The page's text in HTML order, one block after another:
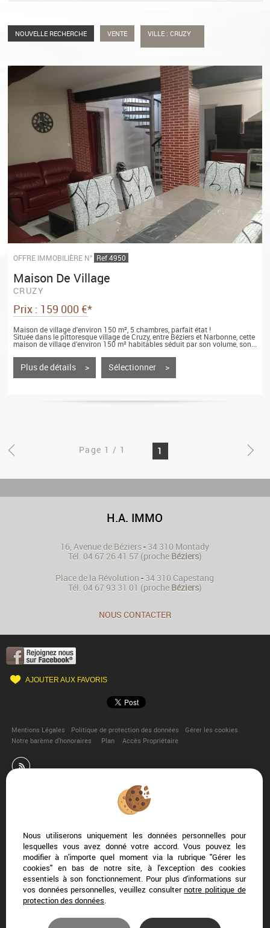
NOUVELLE RECHERCHE VENTE VILLE : CRUZY
OFFRE IMMOBILIÈRE N° Ref 4950
Maison De Village
CRUZY
Prix : 159 000 €*
Maison de village d'environ 150 m², 5 chambres, parfait état !
Située dans le pittoresque village de Cruzy, entre Béziers et Narbonne, cette
maison de village d’environ 150 m² habitables séduit par son volume, son...
Plus de détails > Sélectionner >
Page 1 / 1 1
H.A. IMMO
16, Avenue de Béziers- 34 310 Montady
Tél. 04 67 26 41 57(proche Béziers)
Place de la Révolution - 34 310 Capestang
Tél. 04 67 93 31 01 (proche Béziers)
NOUS CONTACTER
AJOUTER AUX FAVORIS
Mentions Légales Politique de protection des données
Gérer les cookies
Notre barème d'honoraires
Plan Accès Propriétaire
Afin de vous offrir un confort de lecture permanent, depuis
s’adapte automatiquement aux différents types d'écrans
Logiciel transaction
Création site internet immobilier
Nous utiliserons uniquement les données personnelles pour
lesquelles vous avez donné votre accord. Vous pouvez les
modifier à n'importe quel moment via la rubrique "Gérer les
cookies" en bas de notre site, à l'exception des cookies
essentiels à son fonctionnement. Pour plus d'informations sur
vos données personnelles, veuillez consulternotre politique de
protection des données.